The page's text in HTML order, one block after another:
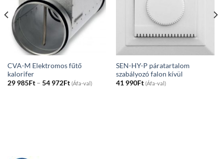
CVA-M Elektromos fűtő
kalorifer
29 985Ft – 54 972FtPrice
range:
(Áfa-val)
SEN-HY-P páratartalom
szabályozó falon kívül
41 990Ft (Áfa-val)